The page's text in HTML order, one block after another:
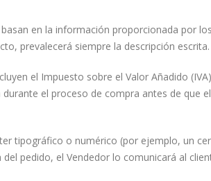
en la información proporcionada por
prevalecerá siempre la descripción escrita.
el Impuesto sobre el Valor Añadido
el proceso de compra antes de que
tipográfico o numérico (por ejemplo, un
pedido, el Vendedor lo comunicará al